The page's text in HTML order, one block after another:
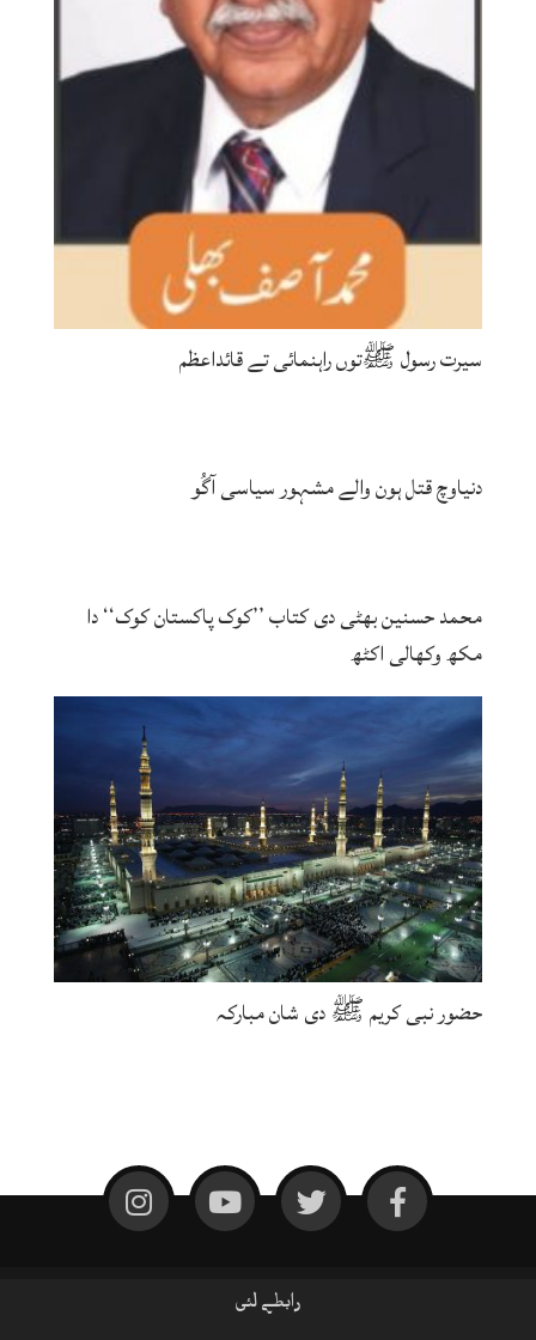
سیرت رسول ﷺتوں راہنمائی تے قائداعظم
دنیاوچ قتل ہون والے مشہور سیاسی آگُو
محمد حسنین بھٹی دی کتاب ’’کوک پاکستان کوک‘‘ دا
مکھ وکھالی اکٹھ
حضور نبی کریم ﷺ دی شان مبارکہ
رابطے لئی